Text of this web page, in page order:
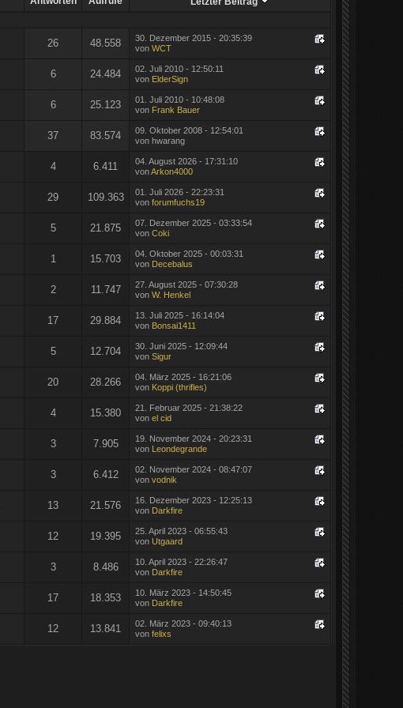
26 48.558
30. Dezember 2015 - 20:35:39
von WCT
6 24.484
02. Juli 2010 - 12:50:11
von ElderSign
6 25.123
01. Juli 2010 - 10:48:08
von Frank Bauer
37 83.574
09. Oktober 2008 - 12:54:01
von hwarang
4 6.411
04. August 2026 - 17:31:10
vonArkon4000
29 109.363
01. Juli 2026 - 22:23:31
von forumfuchs19
5 21.875
07. Dezember 2025 - 03:33:54
von Coki
1 15.703
04. Oktober 2025 - 00:03:31
von Decebalus
2 11.747
27. August 2025 - 07:30:28
von W. Henkel
17 29.884
13. Juli 2025 - 16:14:04
von Bonsai1411
5 12.704
30. Juni 2025 - 12:09:44
von Sigur
20 28.266
04. März 2025 - 16:21:06
von Koppi (thrifles)
4 15.380
21. Februar 2025 - 21:38:22
von el cid
3 7.905
19. November 2024 - 20:23:31
von Leondegrande
3 6.412
02. November 2024 - 08:47:07
von vodnik
13 21.576
16. Dezember 2023 - 12:25:13
von Darkfire
12 19.395
25. April 2023 - 06:55:43
von Utgaard
3 8.486
10. April 2023 - 22:26:47
von Darkfire
17 18.353
10. März 2023 - 14:50:45
von Darkfire
12 13.841
02. März 2023 - 09:40:13
von felixs